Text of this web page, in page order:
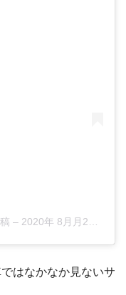
– 2020年 8月月28日午後9時59分PDT
はなかなか見ないサ